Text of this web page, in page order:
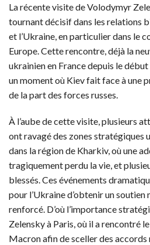
La récente visite de Volodymyr
tournant décisif dans les relations
et l’Ukraine, en particulier dans le
Europe. Cette rencontre, déjà la
ukrainien en France depuis le
un moment où Kiev fait face à une
de la part des forces russes.
À l’aube de cette visite, plusieurs
ont ravagé des zones stratégiques
dans la région de Kharkiv, où une
tragiquement perdu la vie, et
blessés. Ces événements
pour l’Ukraine d’obtenir un
renforcé. D’où l’importance
Zelensky à Paris, où il a rencontré
Macron afin de sceller des accords